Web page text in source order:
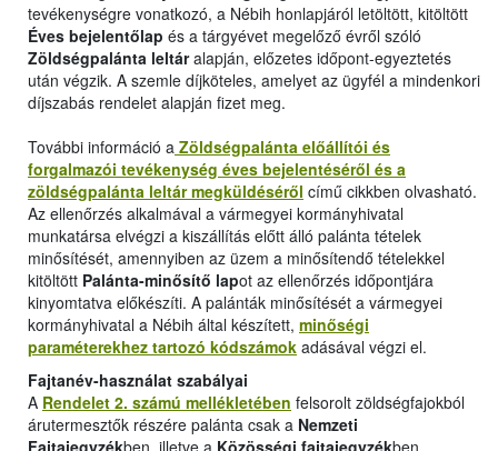
tevékenységre vonatkozó, a Nébih honlapjáról letöltött, kitöltött
Éves bejelentőlap és a tárgyévet megelőző évről szóló
Zöldségpalánta leltáralapján, előzetes időpont-egyeztetés
után végzik. A szemle díjköteles, amelyet az ügyfél a mindenkori
díjszabás rendelet alapján fizet meg.
További információ a Zöldségpalánta előállítói és
forgalmazói tevékenység éves bejelentéséről és a
zöldségpalánta leltár megküldéséről című cikkben olvasható.
Az ellenőrzés alkalmával a vármegyei kormányhivatal
munkatársa elvégzi a kiszállítás előtt álló palánta tételek
minősítését, amennyiben az üzem a minősítendő tételekkel
kitöltött Palánta-minősítő lapot az ellenőrzés időpontjára
kinyomtatva előkészíti. A palánták minősítését a vármegyei
kormányhivatal a Nébih által készített, minőségi
paraméterekhez tartozó kódszámok adásával végzi el.
Fajtanév-használat szabályai
A Rendelet 2. számú mellékletében felsorolt zöldségfajokból
árutermesztők részére palánta csak a Nemzeti